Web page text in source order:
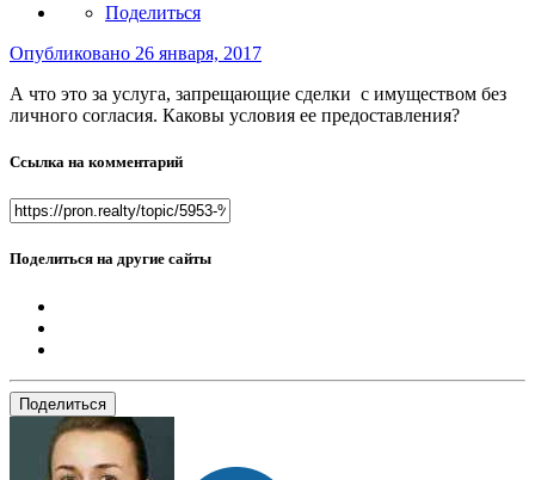
Поделиться
Опубликовано 26 января, 2017
А что это за услуга, запрещающие сделки с имуществом без
личного согласия. Каковы условия ее предоставления?
Ссылка на комментарий
Поделиться на другие сайты
Поделиться